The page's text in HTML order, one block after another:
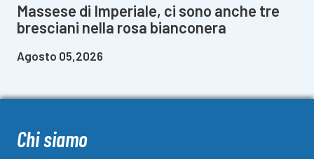
Massese di Imperiale, ci sono anche tre
bresciani nella rosa bianconera
Agosto 05,2026
Chi siamo